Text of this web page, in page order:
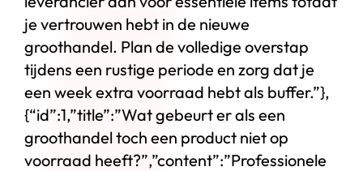
je vertrouwen hebt in de nieuwe
groothandel. Plan de volledige overstap
tijdens een rustige periode en zorg dat je
een week extra voorraad hebt als buffer.”},
{“id”:1,”title”:”Wat gebeurt er als een
groothandel toch een product niet op
voorraad heeft?”,”content”:”Professionele